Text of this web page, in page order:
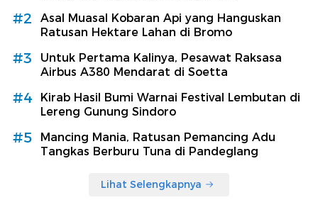
#2
Asal Muasal Kobaran Api yang Hanguskan
Ratusan Hektare Lahan di Bromo
#3
Untuk Pertama Kalinya, Pesawat Raksasa
Airbus A380 Mendarat di Soetta
#4
Kirab Hasil Bumi Warnai Festival Lembutan di
Lereng Gunung Sindoro
#5
Mancing Mania, Ratusan Pemancing Adu
Tangkas Berburu Tuna di Pandeglang
Lihat Selengkapnya